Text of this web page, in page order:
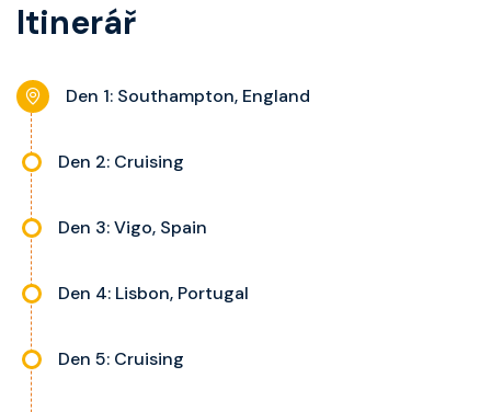
telefon, noční stolky, trezor.
Itinerář
Den 1: Southampton, England
Den 2: Cruising
Den 3: Vigo, Spain
Den 4: Lisbon, Portugal
Den 5: Cruising